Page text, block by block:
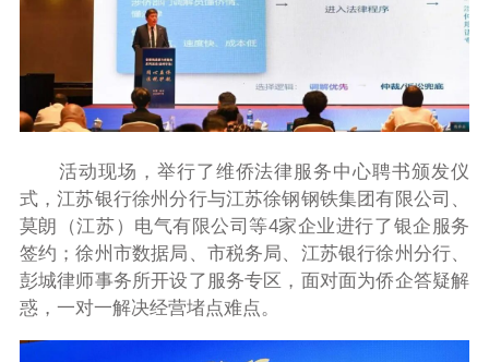
活动现场，举行了维侨法律服务中心聘书颁发仪
式，江苏银行徐州分行与江苏徐钢钢铁集团有限公司、
莫朗（江苏）电气有限公司等4家企业进行了银企服务
签约；徐州市数据局、市税务局、江苏银行徐州分行、
彭城律师事务所开设了服务专区，面对面为侨企答疑解
惑，一对一解决经营堵点难点。